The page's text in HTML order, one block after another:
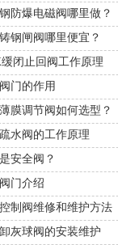
防爆电磁阀哪里做？
钢闸阀哪里便宜？
缓闭止回阀工作原理
门的作用
膜调节阀如何选型？
水阀的工作原理
安全阀？
门介绍
制阀维修和维护方法
灰球阀的安装维护